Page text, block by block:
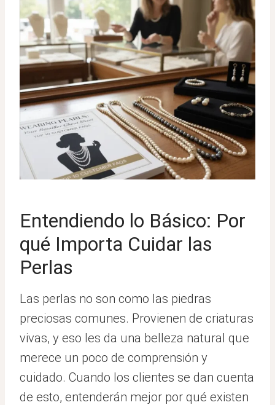
Entendiendo lo Básico: Por
qué Importa Cuidar las
Perlas
Las perlas no son como las piedras
preciosas comunes. Provienen de criaturas
vivas, y eso les da una belleza natural que
merece un poco de comprensión y
cuidado. Cuando los clientes se dan cuenta
de esto, entenderán mejor por qué existen